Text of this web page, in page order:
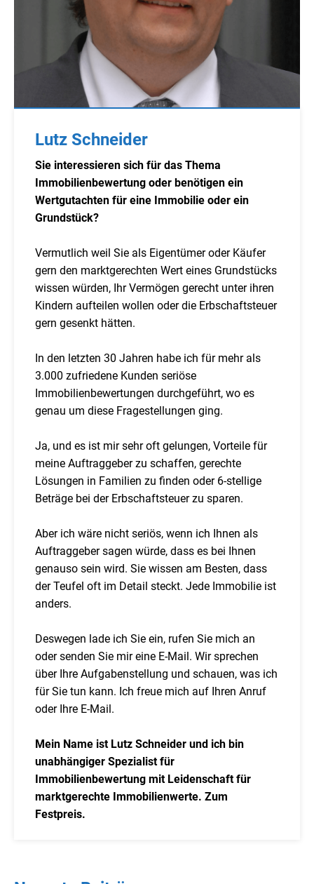
Lutz Schneider
Sie interessieren sich für das Thema
Immobilienbewertung oder benötigen ein
Wertgutachten für eine Immobilie oder ein
Grundstück?
Vermutlich weil Sie als Eigentümer oder Käufer
gern den marktgerechten Wert eines Grundstücks
wissen würden, Ihr Vermögen gerecht unter ihren
Kindern aufteilen wollen oder die Erbschaftsteuer
gern gesenkt hätten.
In den letzten 30 Jahren habe ich für mehr als
3.000 zufriedene Kunden seriöse
Immobilienbewertungen durchgeführt, wo es
genau um diese Fragestellungen ging.
Ja, und es ist mir sehr oft gelungen, Vorteile für
meine Auftraggeber zu schaffen, gerechte
Lösungen in Familien zu finden oder 6-stellige
Beträge bei der Erbschaftsteuer zu sparen.
Aber ich wäre nicht seriös, wenn ich Ihnen als
Auftraggeber sagen würde, dass es bei Ihnen
genauso sein wird. Sie wissen am Besten, dass
der Teufel oft im Detail steckt. Jede Immobilie ist
anders.
Deswegen lade ich Sie ein, rufen Sie mich an
oder senden Sie mir eine E-Mail. Wir sprechen
über Ihre Aufgabenstellung und schauen, was ich
für Sie tun kann. Ich freue mich auf Ihren Anruf
oder Ihre E-Mail.
Mein Name ist Lutz Schneider und ich bin
unabhängiger Spezialist für
Immobilienbewertung mit Leidenschaft für
marktgerechte Immobilienwerte. Zum
Festpreis.